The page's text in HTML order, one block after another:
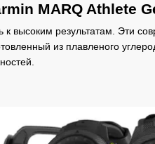
MARQ Athlete
к высоким результатам. Эти
из плавленого